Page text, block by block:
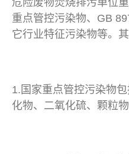
重点管控污染物、GB
它行业特征污染物等。其
1.国家重点管控污染物
化物、二氧化硫、颗粒